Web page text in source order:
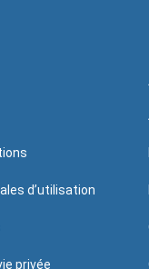
d’utilisation
privée